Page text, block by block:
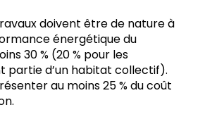
doivent être de nature à
énergétique du
30 % (20 % pour les
partie d’un habitat collectif).
au moins 25 % du coût